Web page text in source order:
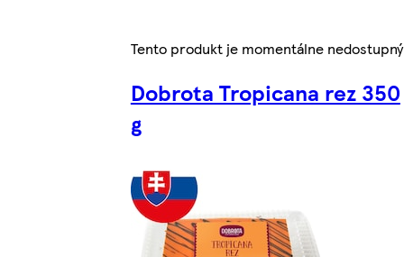
Tento produkt je momentálne nedostupný
Dobrota Tropicana rez 350
g